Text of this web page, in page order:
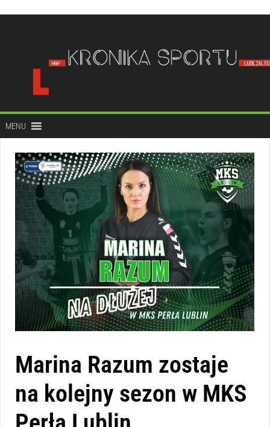
treści
MENU
Marina Razum zostaje
na kolejny sezon w MKS